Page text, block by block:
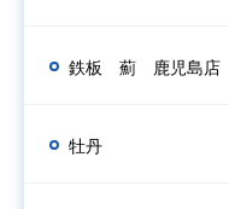
鉄板 薊 鹿児島店
牡丹